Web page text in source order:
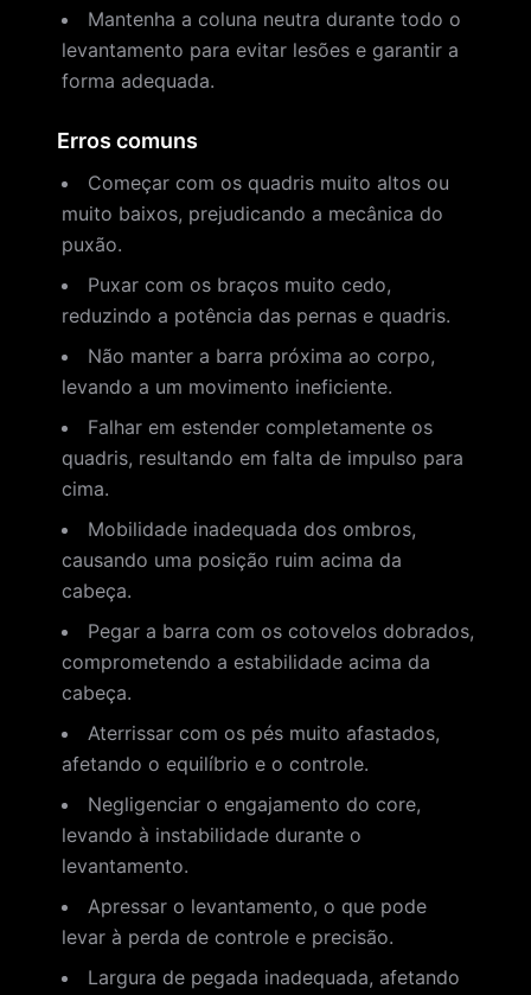
Mantenha a coluna neutra durante todo o
levantamento para evitar lesões e garantir a
forma adequada.
Erros comuns
Começar com os quadris muito altos ou
muito baixos, prejudicando a mecânica do
puxão.
Puxar com os braços muito cedo,
reduzindo a potência das pernas e quadris.
Não manter a barra próxima ao corpo,
levando a um movimento ineficiente.
Falhar em estender completamente os
quadris, resultando em falta de impulso para
cima.
Mobilidade inadequada dos ombros,
causando uma posição ruim acima da
cabeça.
Pegar a barra com os cotovelos dobrados,
comprometendo a estabilidade acima da
cabeça.
Aterrissar com os pés muito afastados,
afetando o equilíbrio e o controle.
Negligenciar o engajamento do core,
levando à instabilidade durante o
levantamento.
Apressar o levantamento, o que pode
levar à perda de controle e precisão.
Largura de pegada inadequada, afetando